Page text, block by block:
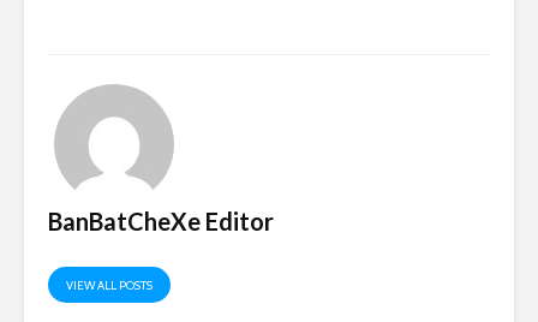
BanBatCheXe Editor
VIEW ALL POSTS